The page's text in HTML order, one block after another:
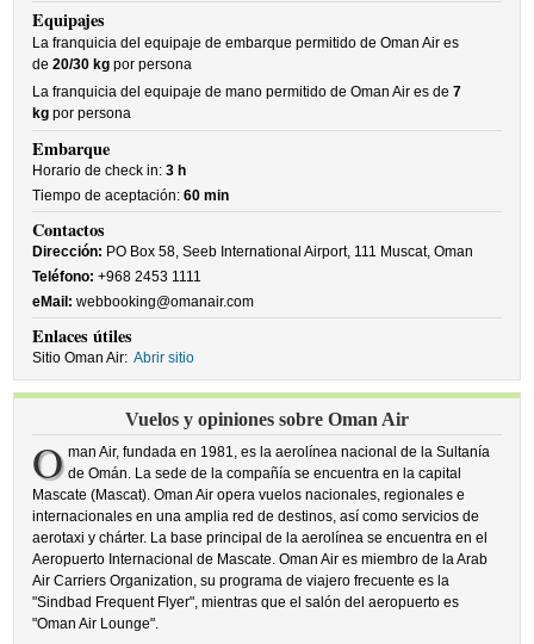
Equipajes
La franquicia del equipaje de embarque permitido de Oman Air es
de20/30 kg por persona
La franquicia del equipaje de mano permitido de Oman Air es de7
kg por persona
Embarque
Horario de check in:3 h
Tiempo de aceptación:60 min
Contactos
Dirección: PO Box 58, Seeb International Airport, 111 Muscat, Oman
Teléfono: +968 2453 1111
eMail: webbooking@omanair.com
Enlaces útiles
Sitio Oman Air: Abrir sitio
Vuelos y opiniones sobre Oman Air
O man Air, fundada en 1981, es la aerolínea nacional de la Sultanía
de Omán. La sede de la compañía se encuentra en la capital
Mascate (Mascat). Oman Air opera vuelos nacionales, regionales e
internacionales en una amplia red de destinos, así como servicios de
aerotaxi y chárter. La base principal de la aerolínea se encuentra en el
Aeropuerto Internacional de Mascate. Oman Air es miembro de la Arab
Air Carriers Organization, su programa de viajero frecuente es la
"Sindbad Frequent Flyer", mientras que el salón del aeropuerto es
"Oman Air Lounge".